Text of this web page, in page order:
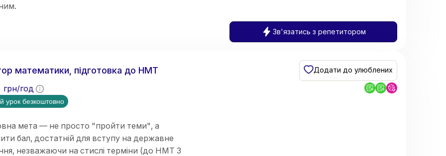
Зв'язатись з репетитором
математики, підготовка до НМТ Додати до улюблених
грн/год
урок безкоштовно
мета — не просто "пройти теми", а
бал, достатній для вступу на державне
незважаючи на стислі терміни (до НМТ 3